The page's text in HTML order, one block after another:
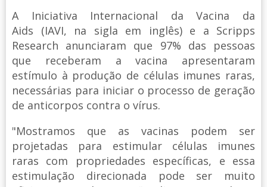
A Iniciativa Internacional da Vacina da
Aids (IAVI, na sigla em inglês) e a Scripps
Research anunciaram que 97% das pessoas
que receberam a vacina apresentaram
estímulo à produção de células imunes raras,
necessárias para iniciar o processo de geração
de anticorpos contra o vírus.
"Mostramos que as vacinas podem ser
projetadas para estimular células imunes
raras com propriedades específicas, e essa
estimulação direcionada pode ser muito